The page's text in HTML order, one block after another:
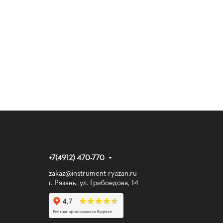
+7(4912) 470-770
zakaz@instrument-ryazan.ru
г. Рязань, ул. Грибоедова, 14